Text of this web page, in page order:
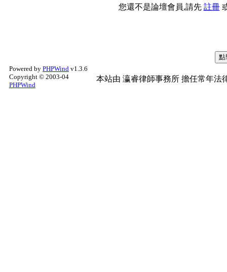
您還不是論壇會員,請先 註冊
Powered by PHPWind v1.3.6
Copyright © 2003-04
PHPWind
本站由 瀛睿律師事務所 擔任常年法